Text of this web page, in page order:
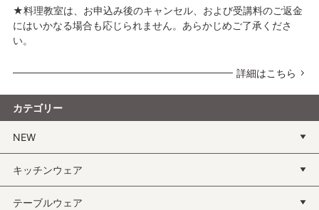
★料理教室は、お申込み後のキャンセル、および受講料のご返金
にはいかなる場合も応じられません。あらかじめご了承くださ
い。
詳細はこちら
カテゴリー
NEW
キッチンウェア
テーブルウェア